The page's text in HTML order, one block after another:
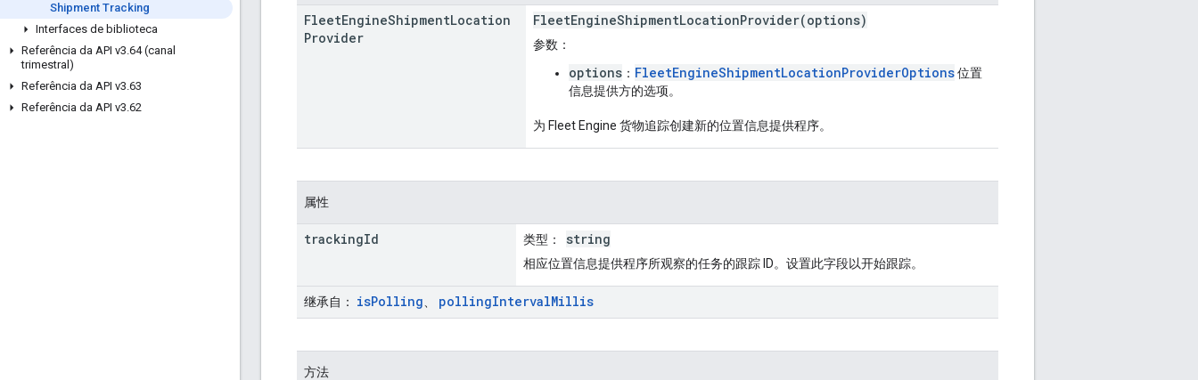
Shipment Tracking
Interfaces de biblioteca
Referência da API v3.64 (canal
trimestral)
Referência da API v3.63
Referência da API v3.62
FleetEngineShipmentLocation
Provider
FleetEngineShipmentLocationProvider(options)
参数 ：
options ： FleetEngineShipmentLocationProviderOptions位置
信息提供方的选项。
为 Fleet Engine 货物追踪创建新的位置信息提供程序。
属性
trackingId 类型 ： string
相应位置信息提供程序所观察的任务的跟踪 ID。设置此字段以开始跟踪。
继承自 ： isPolling pollingIntervalMillis
方法